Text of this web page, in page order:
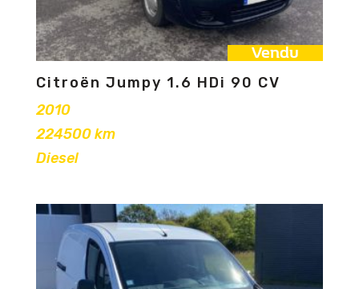
Vendu
Citroën Jumpy 1.6 HDi 90 CV
2010
224500 km
Diesel